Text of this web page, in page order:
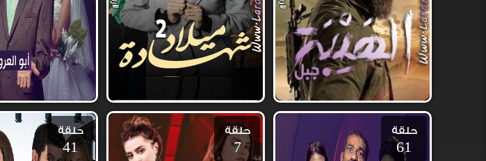
حلقة
61
حلقة
7
حلقة
41